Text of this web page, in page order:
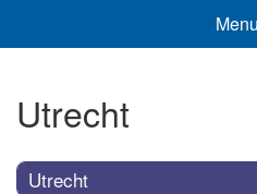
Utrecht
Utrecht